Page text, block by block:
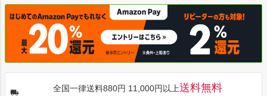
全国一律送料880円 11,000円以上送料無料